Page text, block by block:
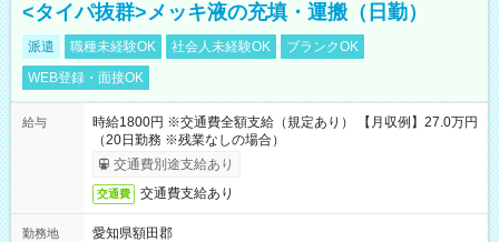
<タイパ抜群>メッキ液の充填・運搬（日勤）
派遣 職種未経験OK 社会人未経験OK
ブランクOK
WEB登録・面接OK
給与
時給1800円 ※交通費全額支給（規定あり） 【月収例】27.0万円
（20日勤務 ※残業なしの場合）
交通費別途支給あり
交通費 交通費支給あり
勤務地
愛知県額田郡